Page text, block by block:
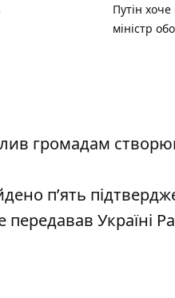
Путін
міністр
громадам
пʼять
Україні